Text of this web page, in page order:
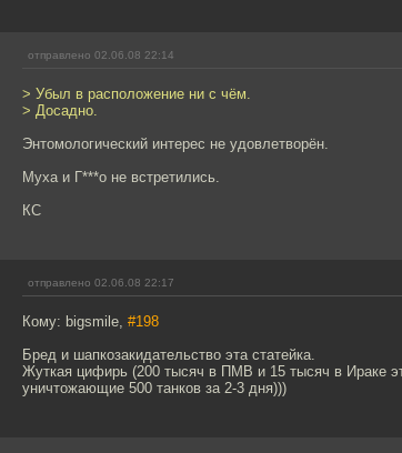
отправлено 02.06.08 22:14
> Убыл в расположение ни с чём.
> Досадно.
Энтомологический интерес не удовлетворён.
Муха и Г***о не встретились.
КС
отправлено 02.06.08 22:17
Кому: bigsmile, #198
Бред и шапкозакидательство эта статейка.
Жуткая цифирь (200 тысяч в ПМВ и 15 тысяч в Ираке
уничтожающие 500 танков за 2-3 дня)))